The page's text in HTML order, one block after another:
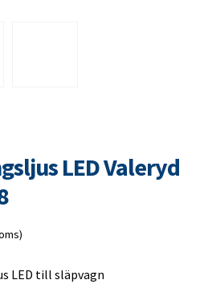
LED Valeryd
LED till släpvagn